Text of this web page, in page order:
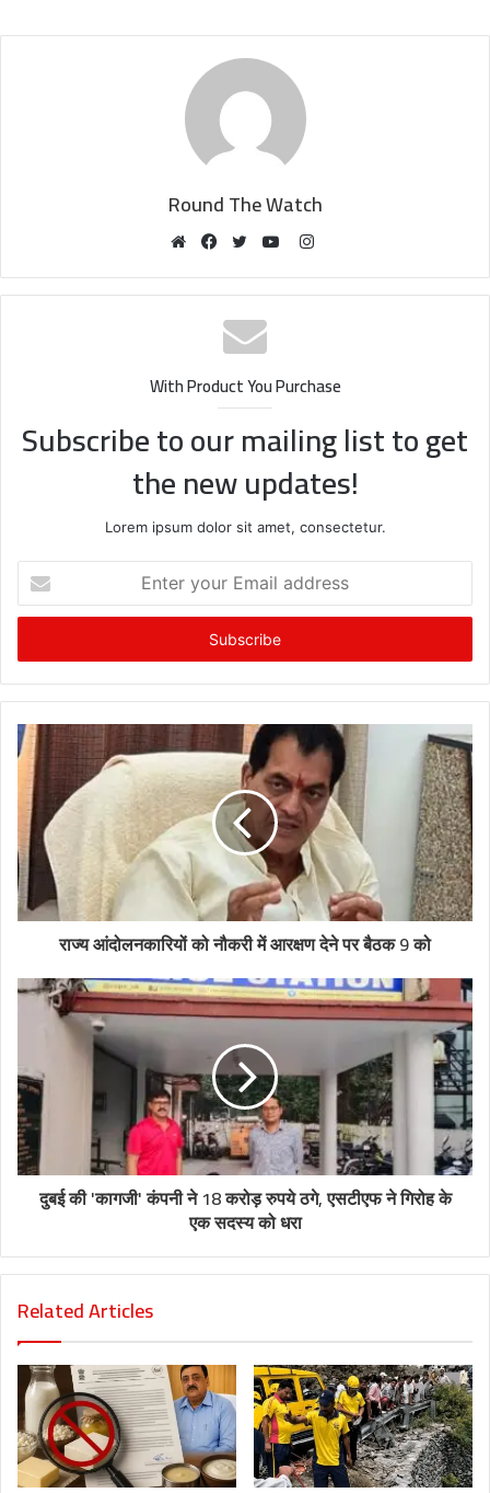
Round The Watch
Instagram
With Product You Purchase
Subscribe to our mailing list to get
the new updates!
Lorem ipsum dolor sit amet, consectetur.
your
Email
राज्य आंदोलनकारियों को नौकरी में आरक्षण देने पर बैठक 9 को
दुबई की 'कागजी' कंपनी ने 18 करोड़ रुपये ठगे, एसटीएफ ने गिरोह के
एक सदस्य को धरा
Related Articles